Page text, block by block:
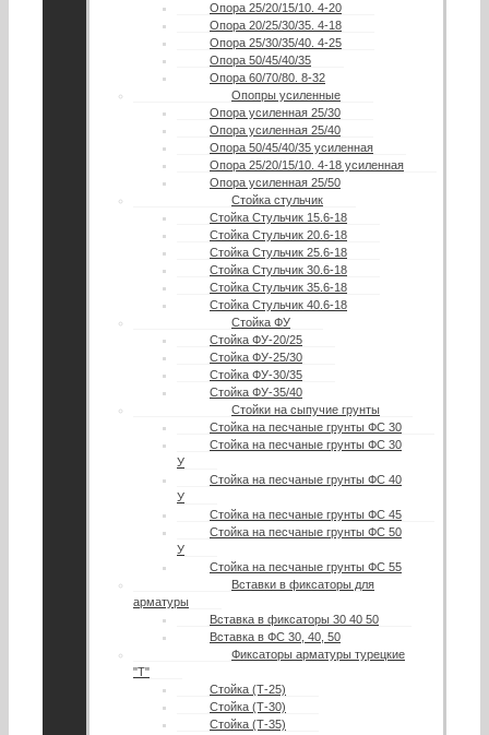
Опора 25/20/15/10. 4-20
Опора 20/25/30/35. 4-18
Опора 25/30/35/40. 4-25
Опора 50/45/40/35
Опора 60/70/80. 8-32
Опопры усиленные
Опора усиленная 25/30
Опора усиленная 25/40
Опора 50/45/40/35 усиленная
Опора 25/20/15/10. 4-18 усиленная
Опора усиленная 25/50
Стойка стульчик
Стойка Стульчик 15.6-18
Стойка Стульчик 20.6-18
Стойка Стульчик 25.6-18
Стойка Стульчик 30.6-18
Стойка Стульчик 35.6-18
Стойка Стульчик 40.6-18
Стойка ФУ
Стойка ФУ-20/25
Стойка ФУ-25/30
Стойка ФУ-30/35
Стойка ФУ-35/40
Стойки на сыпучие грунты
Стойка на песчаные грунты ФС 30
Стойка на песчаные грунты ФС 30
У
Стойка на песчаные грунты ФС 40
У
Стойка на песчаные грунты ФС 45
Стойка на песчаные грунты ФС 50
У
Стойка на песчаные грунты ФС 55
Вставки в фиксаторы для
арматуры
Вставка в фиксаторы 30 40 50
Вставка в ФС 30, 40, 50
Фиксаторы арматуры турецкие
"Т"
Стойка (Т-25)
Стойка (Т-30)
Стойка (Т-35)